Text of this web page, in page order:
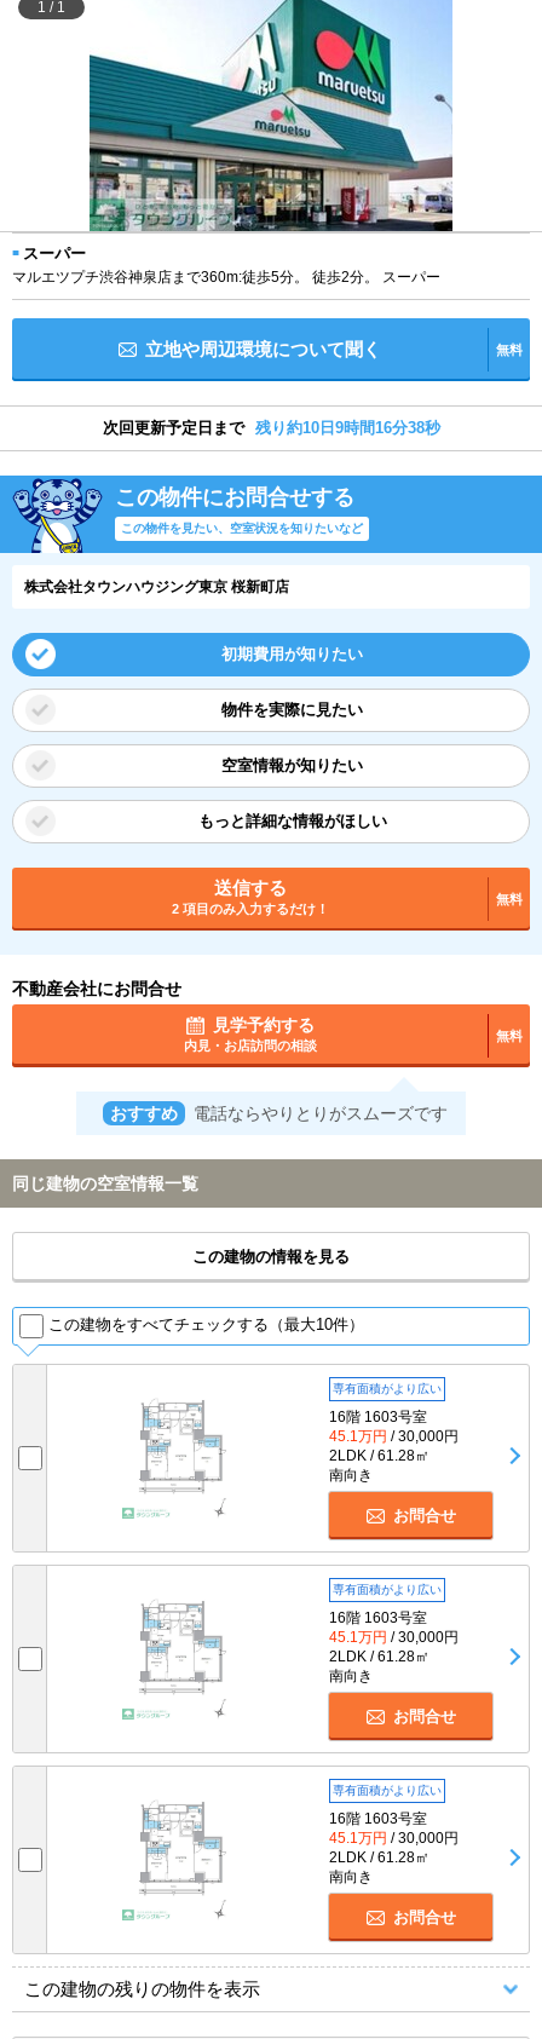
1 / 1
スーパー
マルエツプチ渋谷神泉店まで360m:徒歩5分。 徒歩2分。 スーパー
立地や周辺環境について聞く 無料
次回更新予定日まで 残り約10日9時間16分38秒
この物件にお問合せする
この物件を見たい、空室状況を知りたいなど
株式会社タウンハウジング東京 桜新町店
初期費用が知りたい
物件を実際に見たい
空室情報が知りたい
もっと詳細な情報がほしい
送信する
2 項目のみ入力するだけ！
無料
不動産会社にお問合せ
見学予約する
内見・お店訪問の相談
無料
おすすめ 電話ならやりとりがスムーズです
同じ建物の空室情報一覧
この建物の情報を見る
この建物をすべてチェックする（最大10件）
専有面積がより広い
16階 1603号室
45.1万円 / 30,000円
2LDK / 61.28㎡
南向き
お問合せ
専有面積がより広い
16階 1603号室
45.1万円 / 30,000円
2LDK / 61.28㎡
南向き
お問合せ
専有面積がより広い
16階 1603号室
45.1万円 / 30,000円
2LDK / 61.28㎡
南向き
お問合せ
この建物の残りの物件を表示